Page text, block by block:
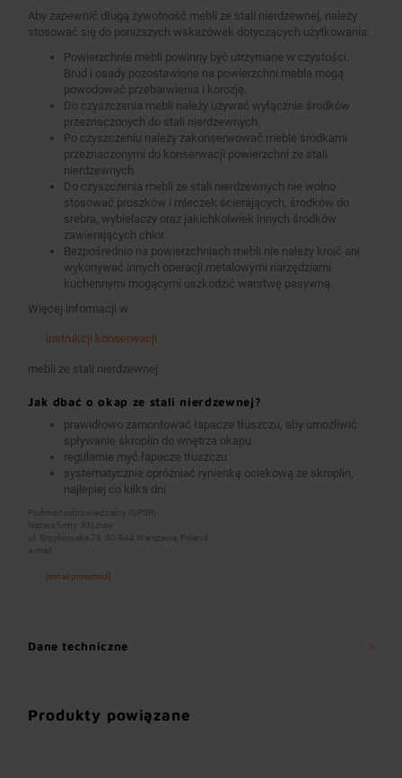
Aby zapewnić długą żywotność mebli ze stali nierdzewnej, należy
stosować się do poniższych wskazówek dotyczących użytkowania:
Powierzchnie mebli powinny być utrzymane w czystości.
Brud i osady pozostawione na powierzchni mebla mogą
powodować przebarwienia i korozję.
Do czyszczenia mebli należy używać wyłącznie środków
przeznaczonych do stali nierdzewnych.
Po czyszczeniu należy zakonserwować meble środkami
przeznaczonymi do konserwacji powierzchni ze stali
nierdzewnych.
Do czyszczenia mebli ze stali nierdzewnych nie wolno
stosować proszków i mleczek ścierających, środków do
srebra, wybielaczy oraz jakichkolwiek innych środków
zawierających chlor.
Bezpośrednio na powierzchniach mebli nie należy kroić ani
wykonywać innych operacji metalowymi narzędziami
kuchennymi mogącymi uszkodzić warstwę pasywną.
Więcej informacji w
instrukcji konserwacji
mebli ze stali nierdzewnej
Jak dbać o okap ze stali nierdzewnej?
prawidłowo zamontować łapacze tłuszczu, aby umożliwić
spływanie skroplin do wnętrza okapu
regularnie myć łapacze tłuszczu
systematycznie opróżniać rynienkę ociekową ze skroplin,
najlepiej co kilka dni
Podmiot odpowiedzialny (GPSR):
Nazwa firmy: XXLinox
ul. Grzybowska 78, 00-844 Warszawa, Poland
e-mail:
[email protected]
Dane techniczne
Produkty powiązane